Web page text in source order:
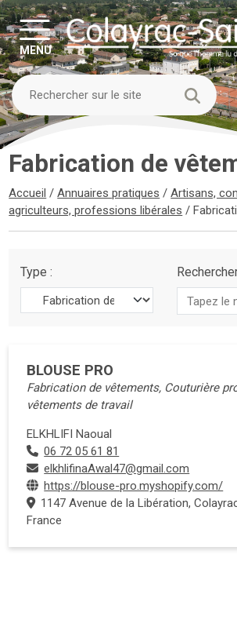
MENU
Fabrication de
Accueil /Annuaires pratiques /Artisans,
agriculteurs, professions libérales /
Type :
BLOUSE PRO
Fabrication de vêtements, Couturière
vêtements de travail
ELKHLIFI Naoual
06 72 05 61 81
elkhlifinaAwal47@gmail.com
https://blouse-pro.myshopify.com/
1147 Avenue de la Libération,
France